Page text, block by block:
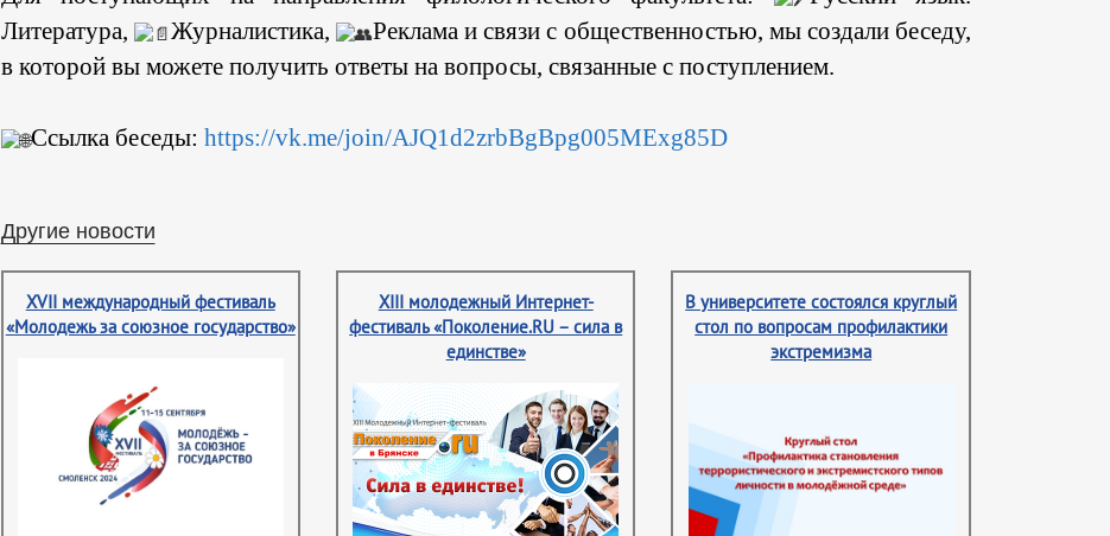
Литература,
Журналистика,
Реклама и связи с общественностью, мы создали беседу,
в которой вы можете получить ответы на вопросы, связанные с поступлением.
Ссылка беседы: https://vk.me/join/AJQ1d2zrbBgBpg005MExg85D
Другие новости
XVII международный фестиваль
«Молодежь за союзное государство»
XIII молодежный Интернет-
фестиваль «Поколение.RU – сила в
единстве»
В университете состоялся круглый
стол по вопросам профилактики
экстремизма